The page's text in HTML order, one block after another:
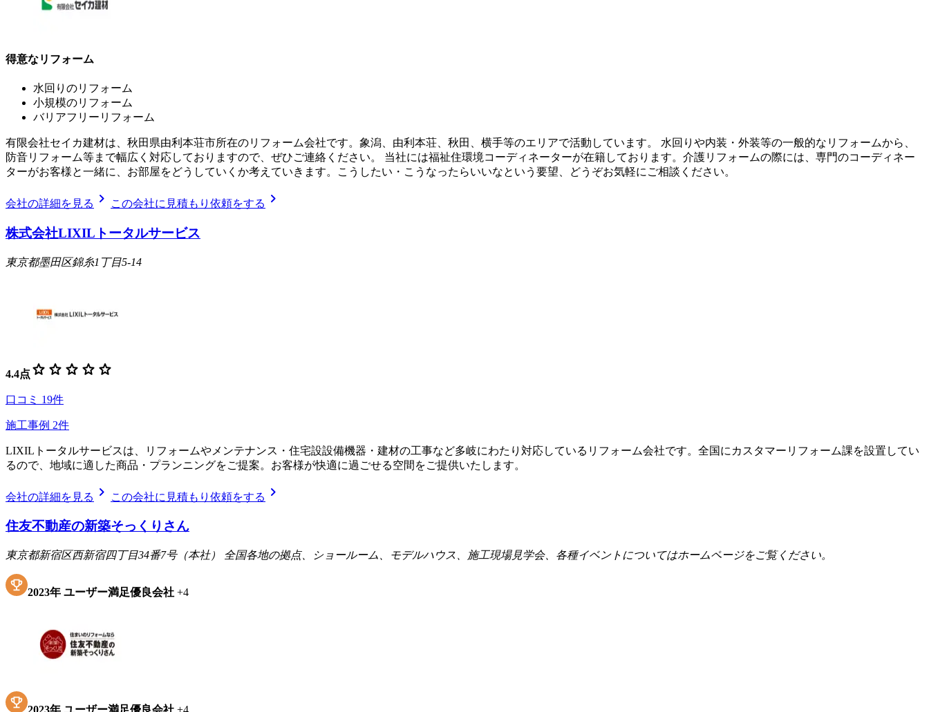
得意なリフォーム
水回りのリフォーム
小規模のリフォーム
バリアフリーリフォーム
有限会社セイカ建材は、秋田県由利本荘市所在のリフォーム会社です。象潟、由利本荘、秋田、横手等のエリアで活動しています。 水回りや内装・外装等の一般的なリフォームから、
防音リフォーム等まで幅広く対応しておりますので、ぜひご連絡ください。 当社には福祉住環境コーディネーターが在籍しております。介護リフォームの際には、専門のコーディネー
ターがお客様と一緒に、お部屋をどうしていくか考えていきます。こうしたい・こうなったらいいなという要望、どうぞお気軽にご相談ください。
会社の詳細を見る chevron_right この会社に見積もり依頼をする chevron_right
株式会社LIXILトータルサービス
東京都墨田区錦糸1丁目5-14
4.4点 star star star star star
口コミ 19件
施工事例 2件
LIXILトータルサービスは、リフォームやメンテナンス・住宅設設備機器・建材の工事など多岐にわたり対応しているリフォーム会社です。全国にカスタマーリフォーム課を設置してい
るので、地域に適した商品・プランニングをご提案。お客様が快適に過ごせる空間をご提供いたします。
会社の詳細を見る chevron_right この会社に見積もり依頼をする chevron_right
住友不動産の新築そっくりさん
東京都新宿区西新宿四丁目34番7号（本社） 全国各地の拠点、ショールーム、モデルハウス、施工現場見学会、各種イベントについてはホームページをご覧ください。
2023年 ユーザー満足優良会社 +4
2023年 ユーザー満足優良会社 +4